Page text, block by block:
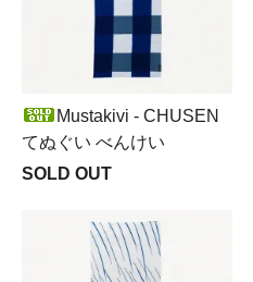
Mustakivi - CHUSEN
てぬぐい べんけい
SOLD OUT